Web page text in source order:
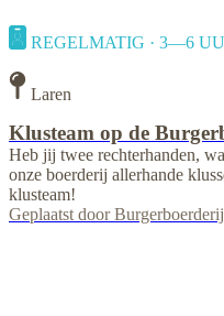
REGELMATIG · 3—6
Laren
Klusteam op de
Heb jij twee rechterhanden,
onze boerderij allerhande
klusteam!
Geplaatst door